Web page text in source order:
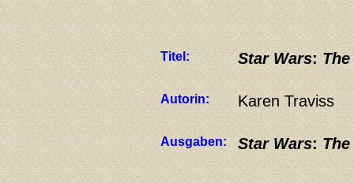
Titel: Star Wars:
Autorin: Karen Traviss
Ausgaben: Star Wars: